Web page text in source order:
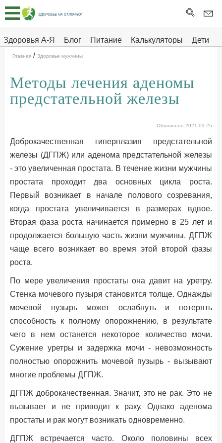
Здоровья А-Я Блог Питание Калькуляторы
Дети
Здоровье на отлично
Главная
Тесты
Про
ДЕТЯМ
Главная / Здоровье мужчины
Методы лечения аденомы
предстательной железы
Обновлено:2021-03-25
Доброкачественная гиперплазия предстательной
железы (ДГПЖ) или аденома предстательной железы
- это увеличенная простата. В течение жизни мужчины
простата проходит два основных цикла роста.
Первый возникает в начале полового созревания,
когда простата увеличивается в размерах вдвое.
Вторая фаза роста начинается примерно в 25 лет и
продолжается большую часть жизни мужчины. ДГПЖ
чаще всего возникает во время этой второй фазы
роста.
По мере увеличения простаты она давит на уретру.
Стенка мочевого пузыря становится толще. Однажды
мочевой пузырь может ослабнуть и потерять
способность к полному опорожнению, в результате
чего в нем останется некоторое количество мочи.
Сужение уретры и задержка мочи - невозможность
полностью опорожнить мочевой пузырь - вызывают
многие проблемы ДГПЖ.
ДГПЖ доброкачественная. Значит, это не рак. Это не
вызывает и не приводит к раку. Однако аденома
простаты и рак могут возникать одновременно.
ДГПЖ встречается часто. Около половины всех